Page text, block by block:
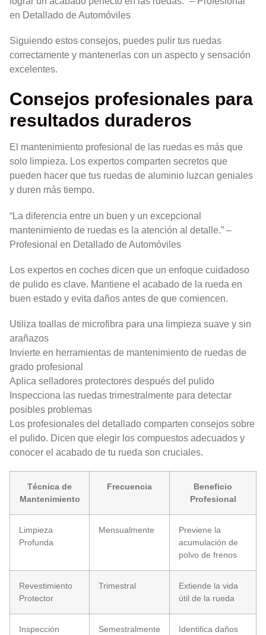
en Detallado de Automóviles
Siguiendo estos consejos, puedes pulir tus ruedas
correctamente y mantenerlas con un aspecto y sensación
excelentes.
Consejos profesionales para
resultados duraderos
El mantenimiento profesional de las ruedas es más que
solo limpieza. Los expertos comparten secretos que
pueden hacer que tus ruedas de aluminio luzcan geniales
y duren más tiempo.
“La diferencia entre un buen y un excepcional
mantenimiento de ruedas es la atención al detalle.” –
Profesional en Detallado de Automóviles
Los expertos en coches dicen que un enfoque cuidadoso
de pulido es clave. Mantiene el acabado de la rueda en
buen estado y evita daños antes de que comiencen.
Utiliza toallas de microfibra para una limpieza suave y sin
arañazos
Invierte en herramientas de mantenimiento de ruedas de
grado profesional
Aplica selladores protectores después del pulido
Inspecciona las ruedas trimestralmente para detectar
posibles problemas
Los profesionales del detallado comparten consejos sobre
el pulido. Dicen que elegir los compuestos adecuados y
conocer el acabado de tu rueda son cruciales.
Técnica de
Mantenimiento
Frecuencia
Beneficio
Profesional
Limpieza
Profunda
Mensualmente
Previene la
acumulación de
polvo de frenos
Revestimiento
Protector
Trimestral
Extiende la vida
útil de la rueda
Inspección
Semestralmente
Identifica daños